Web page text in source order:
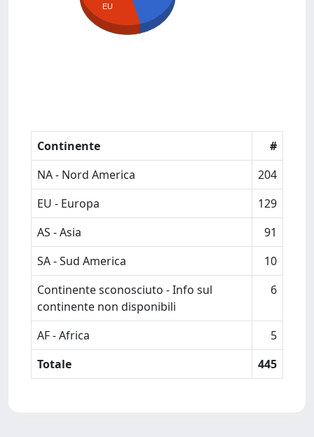
EU
Continente
#
NA - Nord America
204
EU - Europa
129
AS - Asia
91
SA - Sud America
10
Continente sconosciuto - Info sul
continente non disponibili
6
AF - Africa
5
Totale
445